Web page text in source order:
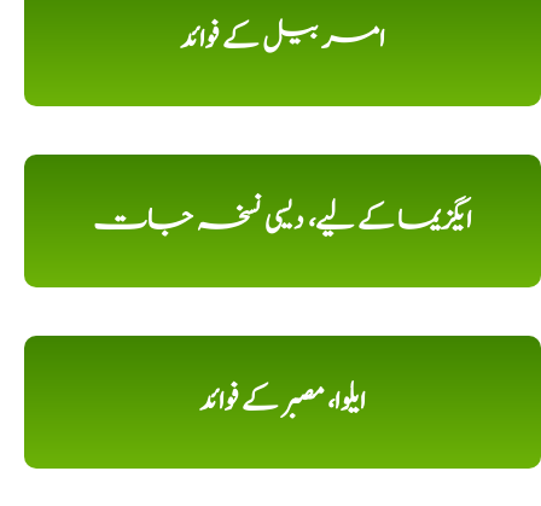
امر بیل کے فوائد
ایگزیما کے لیے، دیسی نسخہ جات
ایلوا، مصبر کے فوائد